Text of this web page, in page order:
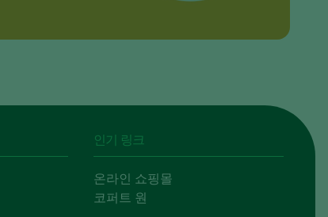
인기 링크
온라인 쇼핑몰
코퍼트 원